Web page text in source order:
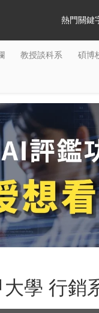
熱門關鍵
教授談科系 碩博
大學 行銷